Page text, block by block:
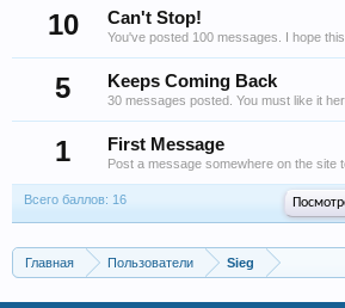
10
Can't Stop!
You've posted 100 messages. I hope
5 Keeps Coming Back
30 messages posted. You must like it
1 First Message
Post a message somewhere on the site
Всего баллов: 16
Главная Пользователи Sieg